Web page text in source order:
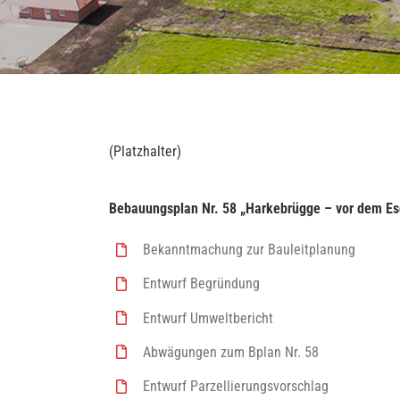
(Platzhalter)
Bebauungsplan Nr. 58 „Harkebrügge – vor dem
Bekanntmachung zur Bauleitplanung
Entwurf Begründung
Entwurf Umweltbericht
Abwägungen zum Bplan Nr. 58
Entwurf Parzellierungsvorschlag